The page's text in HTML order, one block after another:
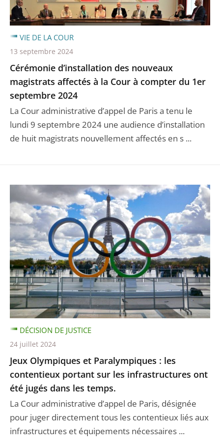
Cérémonie d’installation des nouveaux
magistrats affectés à la Cour à compter du 1er
septembre 2024
La Cour administrative d’appel de Paris a tenu le
lundi 9 septembre 2024 une audience d’installation
de huit magistrats nouvellement affectés en s ...
VIE DE LA COUR
13 septembre 2024
Jeux Olympiques et Paralympiques : les
contentieux portant sur les infrastructures ont
été jugés dans les temps.
La Cour administrative d’appel de Paris, désignée
pour juger directement tous les contentieux liés aux
infrastructures et équipements nécessaires ...
DÉCISION DE JUSTICE
24 juillet 2024